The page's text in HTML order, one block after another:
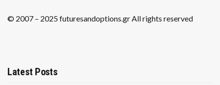
© 2007 – 2025 futuresandoptions.gr All rights reserved
Latest Posts